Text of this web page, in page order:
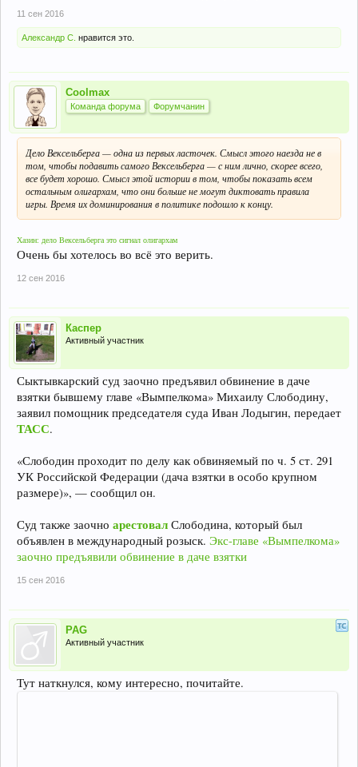
11 сен 2016
Александр С. нравится это.
Coolmax
Команда форума Форумчанин
Дело Вексельберга — одна из первых ласточек. Смысл этого наезда не в
том, чтобы подавить самого Вексельберга — с ним лично, скорее всего,
все будет хорошо. Смысл этой истории в том, чтобы показать всем
остальным олигархам, что они больше не могут диктовать правила
игры. Время их доминирования в политике подошло к концу.
Хазин: дело Вексельберга это сигнал олигархам
Очень бы хотелось во всё это верить.
12 сен 2016
Каспер
Активный участник
Сыктывкарский суд заочно предъявил обвинение в даче
взятки бывшему главе «Вымпелкома» Михаилу Слободину,
заявил помощник председателя суда Иван Лодыгин, передает
ТАСС.
«Слободин проходит по делу как обвиняемый по ч. 5 ст. 291
УК Российской Федерации (дача взятки в особо крупном
размере)», — сообщил он.
Суд также заочно арестовал Слободина, который был
объявлен в международный розыск. Экс-главе «Вымпелкома»
заочно предъявили обвинение в даче взятки
15 сен 2016
PAG
Активный участник
Тут наткнулся, кому интересно, почитайте.